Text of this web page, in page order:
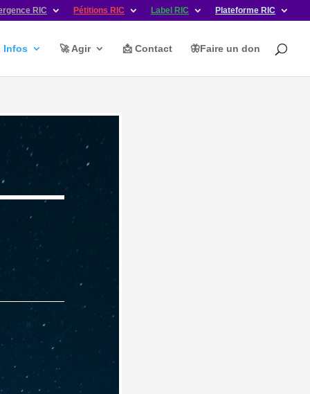
RIC Pétitions RIC Label RIC Plateforme RIC
Infos 🚀 Agir 📩 Contact 🦋Faire un don